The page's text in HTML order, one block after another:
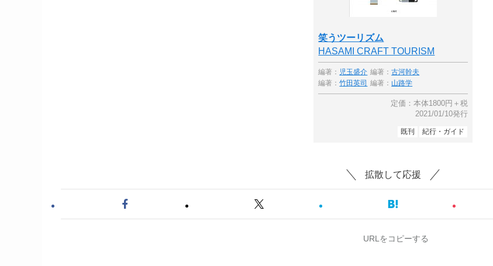
笑うツーリズム
HASAMI CRAFT TOURISM
編著： 児玉盛介 編著：古河幹夫
編著：竹田英司 編著： 山路学
定価：本体1800円＋税
2021/01/10発行
既刊 紀行・ガイド
拡散して応援
URLをコピーする